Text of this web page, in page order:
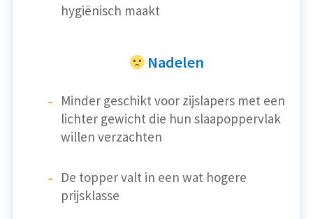
hygiënisch maakt
Nadelen
Minder geschikt voor zijslapers met een
lichter gewicht die hun slaapoppervlak
willen verzachten
De topper valt in een wat hogere
prijsklasse